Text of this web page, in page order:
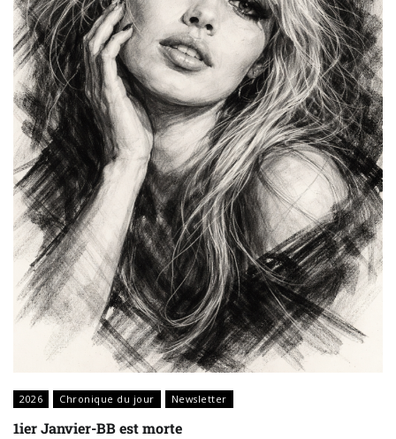
2026 Chronique du jour Newsletter
1ier Janvier-BB est morte